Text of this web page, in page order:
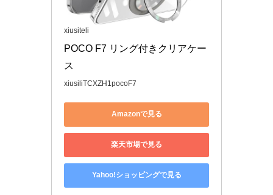
xiusiteli
POCO F7 リング付きクリアケー
ス
xiusiliTCXZH1pocoF7
Amazonで見る
楽天市場で見る
Yahoo!ショッピングで見る